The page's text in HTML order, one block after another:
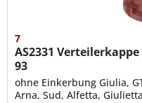
7
AS2331Verteilerkappe
93
ohne Einkerbung Giulia,
Arna, Sud, Alfetta, Giulietta